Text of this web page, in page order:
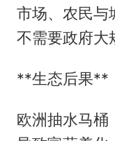
市场、农民与
不需要政府大
**生态后果**
欧洲抽水马桶